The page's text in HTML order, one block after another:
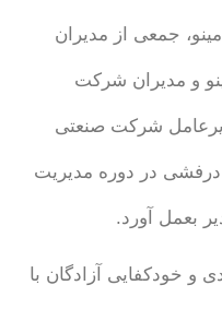
جمعی از مدیران
و مدیران شرکت
شرکت صنعتی
درفشی در دوره مدیریت
بعمل آورد.
خودکفایی آزادگان با